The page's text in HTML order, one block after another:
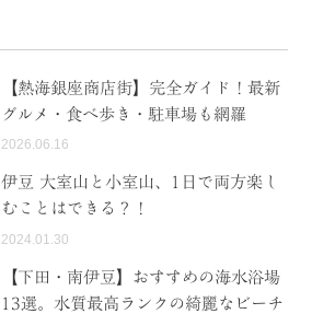
【熱海銀座商店街】完全ガイド！最新
グルメ・食べ歩き・駐車場も網羅
2026.06.16
伊豆 大室山と小室山、1日で両方楽し
むことはできる？！
2024.01.30
【下田・南伊豆】おすすめの海水浴場
13選。水質最高ランクの綺麗なビーチ